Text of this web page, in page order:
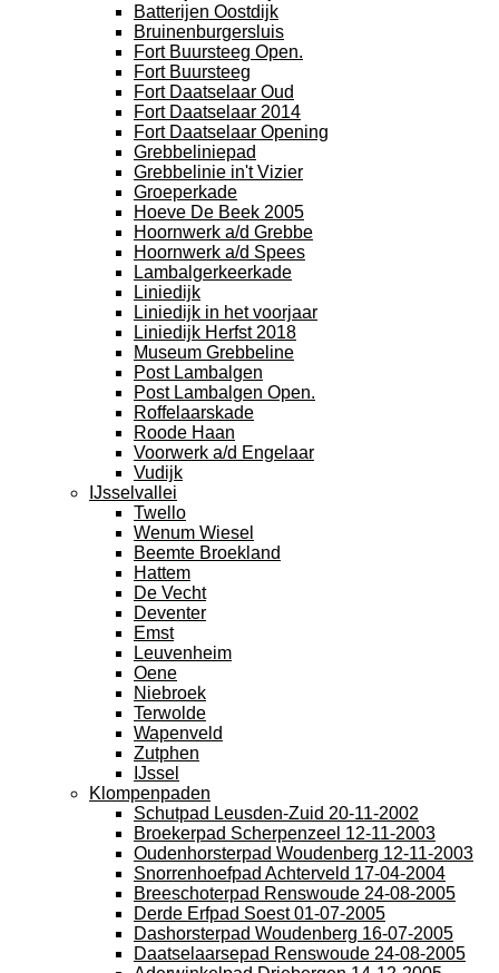
Batterijen Oostdijk
Bruinenburgersluis
Fort Buursteeg Open.
Fort Buursteeg
Fort Daatselaar Oud
Fort Daatselaar 2014
Fort Daatselaar Opening
Grebbeliniepad
Grebbelinie in't Vizier
Groeperkade
Hoeve De Beek 2005
Hoornwerk a/d Grebbe
Hoornwerk a/d Spees
Lambalgerkeerkade
Liniedijk
Liniedijk in het voorjaar
Liniedijk Herfst 2018
Museum Grebbeline
Post Lambalgen
Post Lambalgen Open.
Roffelaarskade
Roode Haan
Voorwerk a/d Engelaar
Vudijk
IJsselvallei
Twello
Wenum Wiesel
Beemte Broekland
Hattem
De Vecht
Deventer
Emst
Leuvenheim
Oene
Niebroek
Terwolde
Wapenveld
Zutphen
IJssel
Klompenpaden
Schutpad Leusden-Zuid 20-11-2002
Broekerpad Scherpenzeel 12-11-2003
Oudenhorsterpad Woudenberg 12-11-2003
Snorrenhoefpad Achterveld 17-04-2004
Breeschoterpad Renswoude 24-08-2005
Derde Erfpad Soest 01-07-2005
Dashorsterpad Woudenberg 16-07-2005
Daatselaarsepad Renswoude 24-08-2005